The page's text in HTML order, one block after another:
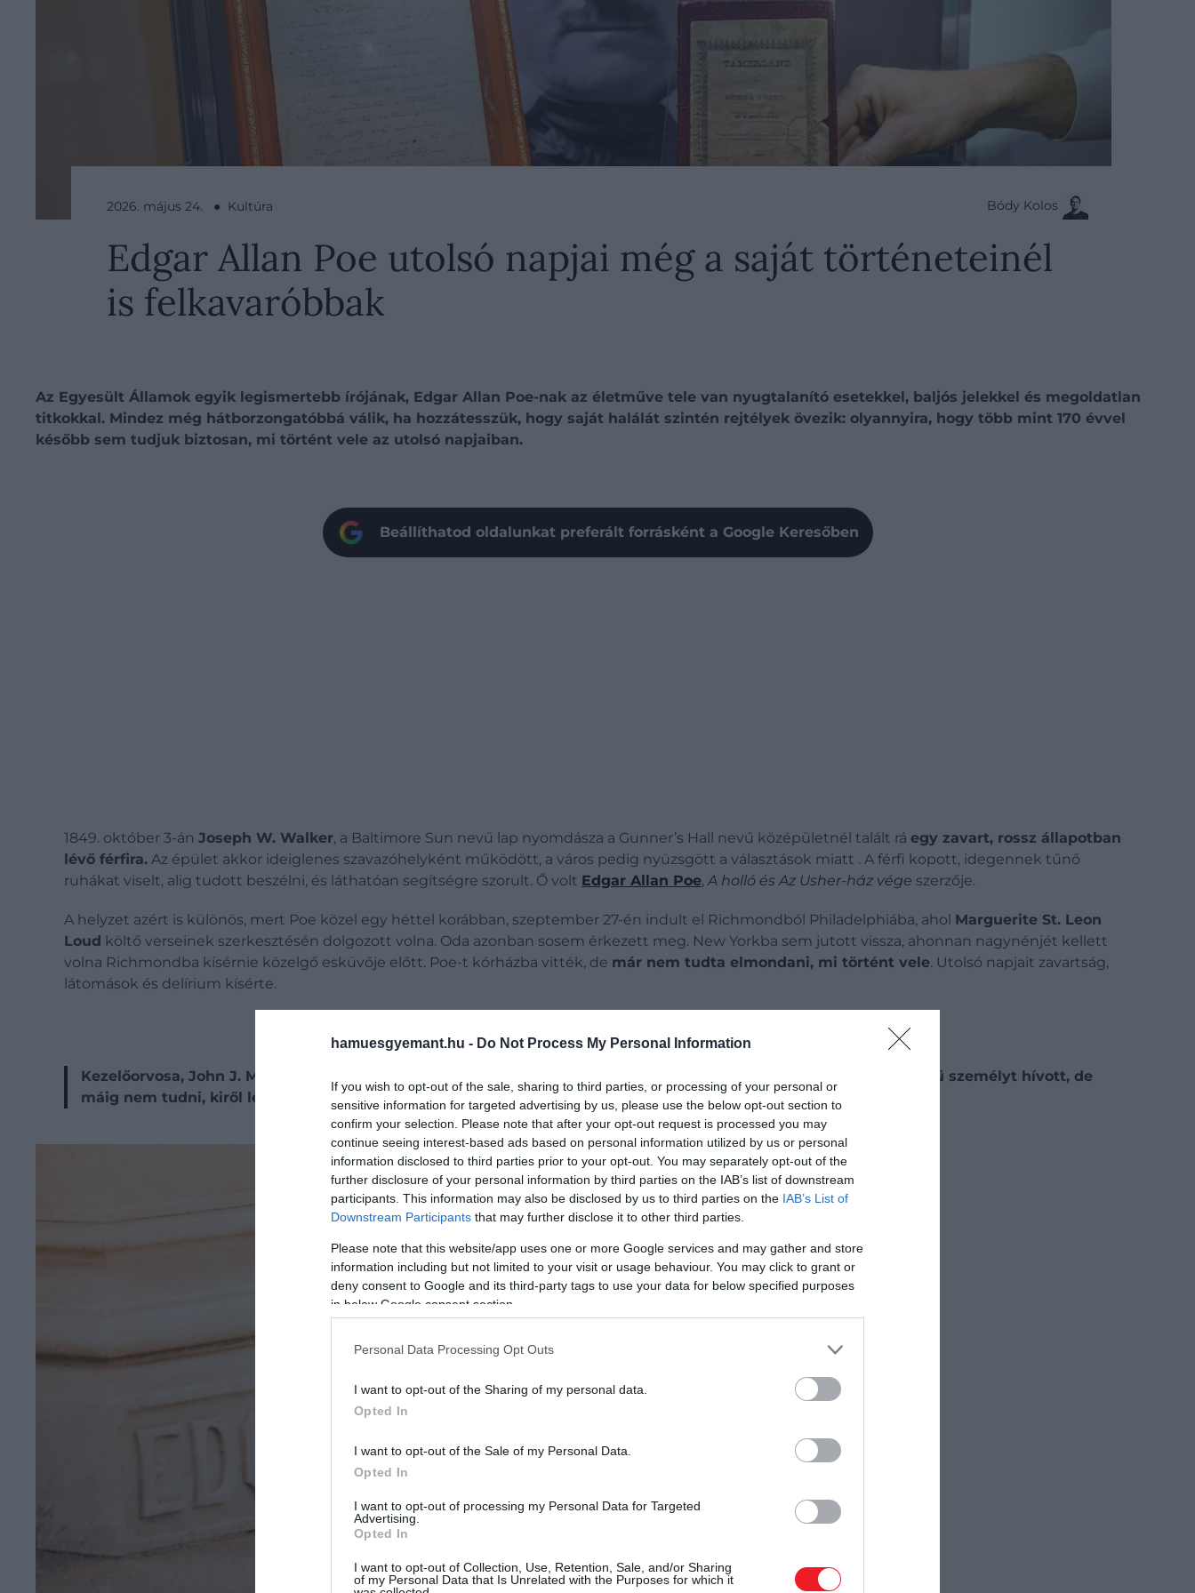
hamuesgyemant.hu - Do Not Process My Personal Information
If you wish to opt-out of the sale, sharing to third parties, or processing of your personal or
sensitive information for targeted advertising by us, please use the below opt-out section to
confirm your selection. Please note that after your opt-out request is processed you may
continue seeing interest-based ads based on personal information utilized by us or personal
information disclosed to third parties prior to your opt-out. You may separately opt-out of the
further disclosure of your personal information by third parties on the IAB’s list of downstream
participants. This information may also be disclosed by us to third parties on the IAB’s List of
Downstream Participants that may further disclose it to other third parties.
Please note that this website/app uses one or more Google services and may gather and store
information including but not limited to your visit or usage behaviour. You may click to grant or
deny consent to Google and its third-party tags to use your data for below specified purposes
in below Google consent section.
Personal Data Processing Opt Outs
I want to opt-out of the Sharing of my personal data.
Opted In
I want to opt-out of the Sale of my Personal Data.
Opted In
I want to opt-out of processing my Personal Data for Targeted
Advertising.
Opted In
I want to opt-out of Collection, Use, Retention, Sale, and/or Sharing
of my Personal Data that Is Unrelated with the Purposes for which it
2026. május 24. ● Kultúra Bódy Kolos
Edgar Allan Poe utolsó napjai még a saját történeteinél
is felkavaróbbak
Az Egyesült Államok egyik legismertebb írójának, Edgar Allan Poe-nak az életműve tele van nyugtalanító esetekkel, baljós jelekkel és megoldatlan
titkokkal. Mindez még hátborzongatóbbá válik, ha hozzátesszük, hogy saját halálát szintén rejtélyek övezik: olyannyira, hogy több mint 170 évvel
később sem tudjuk biztosan, mi történt vele az utolsó napjaiban.
Beállíthatod oldalunkat preferált forrásként a Google Keresőben
1849. október 3-án Joseph W. Walker, a Baltimore Sun nevű lap nyomdásza a Gunner’s Hall nevű középületnél talált rá egy zavart, rossz állapotban
lévő férfira. Az épület akkor ideiglenes szavazóhelyként működött, a város pedig nyüzsgött a választások miatt . A férfi kopott, idegennek tűnő
ruhákat viselt, alig tudott beszélni, és láthatóan segítségre szorult. Ő volt Edgar Allan Poe,A holló és Az Usher-ház vége szerzője.
A helyzet azért is különös, mert Poe közel egy héttel korábban, szeptember 27-én indult el Richmondból Philadelphiába, ahol Marguerite St. Leon
Loud költő verseinek szerkesztésén dolgozott volna. Oda azonban sosem érkezett meg. New Yorkba sem jutott vissza, ahonnan nagynénjét kellett
volna Richmondba kísérnie közelgő esküvője előtt. Poe-t kórházba vitték, de már nem tudta elmondani, mi történt vele. Utolsó napjait zavartság,
látomások és delírium kísérte.
Kezelőorvosa, John J. Moran később azt állította, hogy az író halála előtti éjszakán többször is egy „Reynolds” nevű személyt hívott, de
máig nem tudni, kiről lehetett szó. Poe 1849. október 7-én halt meg.